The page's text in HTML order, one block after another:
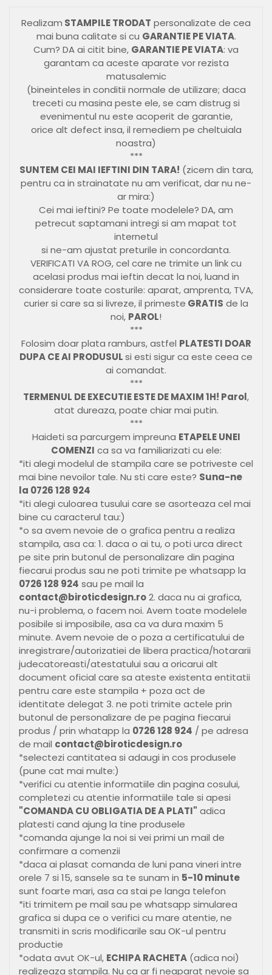
Realizam STAMPILE TRODAT personalizate de cea
mai buna calitate si cu GARANTIE PE VIATA.
Cum? DA ai citit bine, GARANTIE PE VIATA: va
garantam ca aceste aparate vor rezista
matusalemic
(bineinteles in conditii normale de utilizare; daca
treceti cu masina peste ele, se cam distrug si
evenimentul nu este acoperit de garantie,
orice alt defect insa, il remediem pe cheltuiala
noastra)
***
SUNTEM CEI MAI IEFTINI DIN TARA! (zicem din tara,
pentru ca in strainatate nu am verificat, dar nu ne-
ar mira:)
Cei mai ieftini? Pe toate modelele? DA, am
petrecut saptamani intregi si am mapat tot
internetul
si ne-am ajustat preturile in concordanta.
VERIFICATI VA ROG, cel care ne trimite un link cu
acelasi produs mai ieftin decat la noi, luand in
considerare toate costurile: aparat, amprenta, TVA,
curier si care sa si livreze, il primeste GRATIS de la
noi, PAROL!
***
Folosim doar plata ramburs, astfel PLATESTI DOAR
DUPA CE AI PRODUSULsi esti sigur ca este ceea ce
ai comandat.
***
TERMENUL DE EXECUTIE ESTE DE MAXIM 1H! Parol,
atat dureaza, poate chiar mai putin.
***
Haideti sa parcurgem impreuna ETAPELE UNEI
COMENZI ca sa va familiarizati cu ele:
*iti alegi modelul de stampila care se potriveste cel
mai bine nevoilor tale. Nu sti care este? Suna-ne
la 0726 128 924
*iti alegi culoarea tusului care se asorteaza cel mai
bine cu caracterul tau:)
*o sa avem nevoie de o grafica pentru a realiza
stampila, asa ca: 1. daca o ai tu, o poti urca direct
pe site prin butonul de personalizare din pagina
fiecarui produs sau ne poti trimite pe whatsapp la
0726 128 924 sau pe mail la
contact@biroticdesign.ro2. daca nu ai grafica,
nu-i problema, o facem noi. Avem toate modelele
posibile si imposibile, asa ca va dura maxim 5
minute. Avem nevoie de o poza a certificatului de
inregistrare/autorizatiei de libera practica/hotararii
judecatoreasti/atestatului sau a oricarui alt
document oficial care sa ateste existenta entitatii
pentru care este stampila + poza act de
identitate delegat 3. ne poti trimite actele prin
butonul de personalizare de pe pagina fiecarui
produs / prin whatapp la 0726 128 924 / pe adresa
de mail contact@biroticdesign.ro
*selectezi cantitatea si adaugi in cos produsele
(pune cat mai multe:)
*verifici cu atentie informatiile din pagina cosului,
completezi cu atentie informatiile tale si apesi
"COMANDA CU OBLIGATIA DE A PLATI" adica
platesti cand ajung la tine produsele
*comanda ajunge la noi si vei primi un mail de
confirmare a comenzii
*daca ai plasat comanda de luni pana vineri intre
orele 7 si 15, sansele sa te sunam in 5-10 minute
sunt foarte mari, asa ca stai pe langa telefon
*iti trimitem pe mail sau pe whatsapp simularea
grafica si dupa ce o verifici cu mare atentie, ne
transmiti in scris modificarile sau OK-ul pentru
productie
*odata avut OK-ul, ECHIPA RACHETA (adica noi)
realizeaza stampila. Nu ca ar fi neaparat nevoie sa